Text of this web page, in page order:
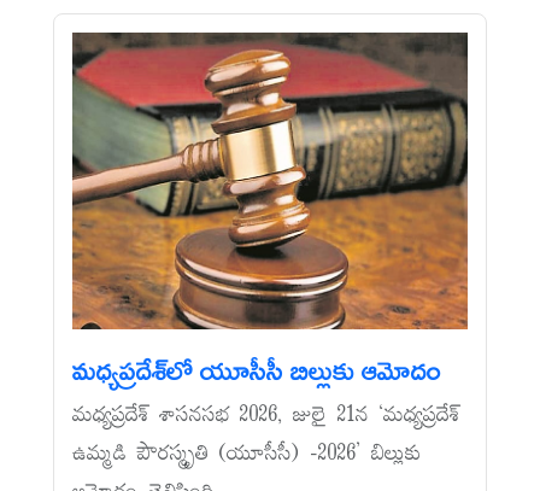
మధ్యప్రదేశ్‌లో యూసీసీ బిల్లుకు ఆమోదం
మధ్యప్రదేశ్‌ శాసనసభ 2026, జులై 21న ‘మధ్యప్రదేశ్‌
ఉమ్మడి పౌరస్మృతి (యూసీసీ) -2026’ బిల్లుకు